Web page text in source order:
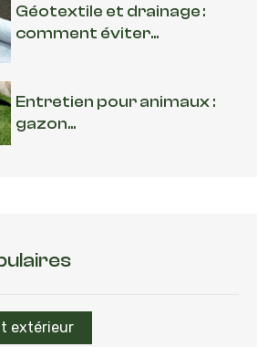
Géotextile et drainage :
comment éviter...
Entretien pour animaux :
gazon...
extérieur